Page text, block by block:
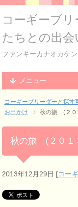
コーギーブ
たちとの出会
ファンキーカナオカケ
メニュー
コーギーブリーダーと探す
お出かけ
秋の旅 (２０
秋の旅 (２０
2013年12月29日 [コー